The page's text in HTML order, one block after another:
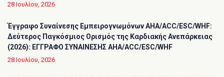
28 Ιουλίου, 2026
Έγγραφο Συναίνεσης Εμπειρογνωμόνων AHA/ACC/ESC/WHF:
Δεύτερος Παγκόσμιος Ορισμός της Καρδιακής Ανεπάρκειας
(2026): ΕΓΓΡΑΦΟ ΣΥΝΑΙΝΕΣΗΣ AHA/ACC/ESC/WHF
28 Ιουλίου, 2026